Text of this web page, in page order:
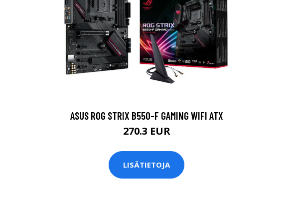
ASUS ROG STRIX B550-F GAMING WIFI ATX
270.3 EUR
LISÄTIETOJA